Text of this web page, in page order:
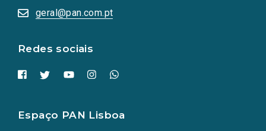
geral@pan.com.pt
Redes sociais
numa
nova
Espaço PAN Lisboa